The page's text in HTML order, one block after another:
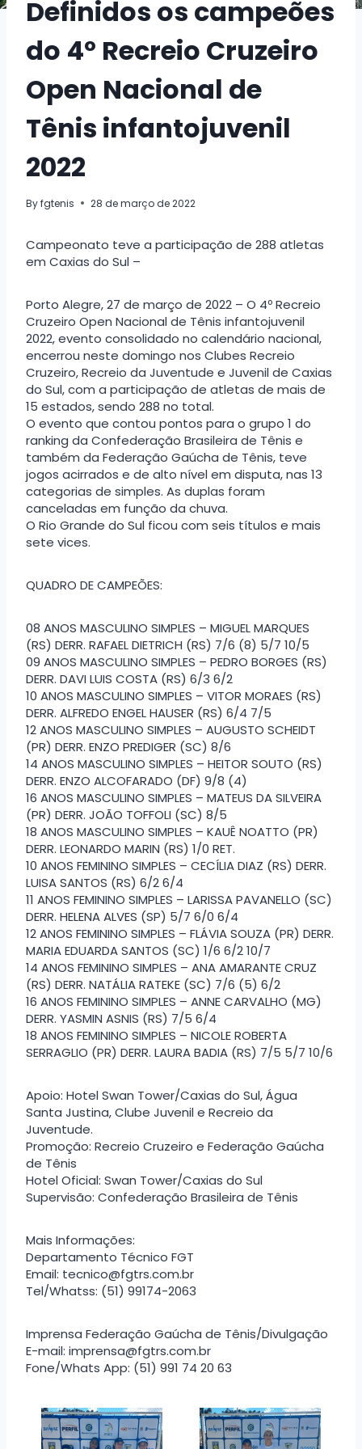
Definidos os campeões
do 4º Recreio Cruzeiro
Open Nacional de
Tênis infantojuvenil
2022
Byfgtenis 28 de março de 2022
Campeonato teve a participação de 288 atletas
em Caxias do Sul –
Porto Alegre, 27 de março de 2022 – O 4º Recreio
Cruzeiro Open Nacional de Tênis infantojuvenil
2022, evento consolidado no calendário nacional,
encerrou neste domingo nos Clubes Recreio
Cruzeiro, Recreio da Juventude e Juvenil de Caxias
do Sul, com a participação de atletas de mais de
15 estados, sendo 288 no total.
O evento que contou pontos para o grupo 1 do
ranking da Confederação Brasileira de Tênis e
também da Federação Gaúcha de Tênis, teve
jogos acirrados e de alto nível em disputa, nas 13
categorias de simples. As duplas foram
canceladas em função da chuva.
O Rio Grande do Sul ficou com seis títulos e mais
sete vices.
QUADRO DE CAMPEÕES:
08 ANOS MASCULINO SIMPLES – MIGUEL MARQUES
(RS) DERR. RAFAEL DIETRICH (RS) 7/6 (8) 5/7 10/5
09 ANOS MASCULINO SIMPLES – PEDRO BORGES (RS)
DERR. DAVI LUIS COSTA (RS) 6/3 6/2
10 ANOS MASCULINO SIMPLES – VITOR MORAES (RS)
DERR. ALFREDO ENGEL HAUSER (RS) 6/4 7/5
12 ANOS MASCULINO SIMPLES – AUGUSTO SCHEIDT
(PR) DERR. ENZO PREDIGER (SC) 8/6
14 ANOS MASCULINO SIMPLES – HEITOR SOUTO (RS)
DERR. ENZO ALCOFARADO (DF) 9/8 (4)
16 ANOS MASCULINO SIMPLES – MATEUS DA SILVEIRA
(PR) DERR. JOÃO TOFFOLI (SC) 8/5
18 ANOS MASCULINO SIMPLES – KAUÊ NOATTO (PR)
DERR. LEONARDO MARIN (RS) 1/0 RET.
10 ANOS FEMININO SIMPLES – CECÍLIA DIAZ (RS) DERR.
LUISA SANTOS (RS) 6/2 6/4
11 ANOS FEMININO SIMPLES – LARISSA PAVANELLO (SC)
DERR. HELENA ALVES (SP) 5/7 6/0 6/4
12 ANOS FEMININO SIMPLES – FLÁVIA SOUZA (PR) DERR.
MARIA EDUARDA SANTOS (SC) 1/6 6/2 10/7
14 ANOS FEMININO SIMPLES – ANA AMARANTE CRUZ
(RS) DERR. NATÁLIA RATEKE (SC) 7/6 (5) 6/2
16 ANOS FEMININO SIMPLES – ANNE CARVALHO (MG)
DERR. YASMIN ASNIS (RS) 7/5 6/4
18 ANOS FEMININO SIMPLES – NICOLE ROBERTA
SERRAGLIO (PR) DERR. LAURA BADIA (RS) 7/5 5/7 10/6
Apoio: Hotel Swan Tower/Caxias do Sul, Água
Santa Justina, Clube Juvenil e Recreio da
Juventude.
Promoção: Recreio Cruzeiro e Federação Gaúcha
de Tênis
Hotel Oficial: Swan Tower/Caxias do Sul
Supervisão: Confederação Brasileira de Tênis
Mais Informações:
Departamento Técnico FGT
Email: tecnico@fgtrs.com.br
Tel/Whatss: (51) 99174-2063
Imprensa Federação Gaúcha de Tênis/Divulgação
E-mail: imprensa@fgtrs.com.br
Fone/Whats App: (51) 991 74 20 63